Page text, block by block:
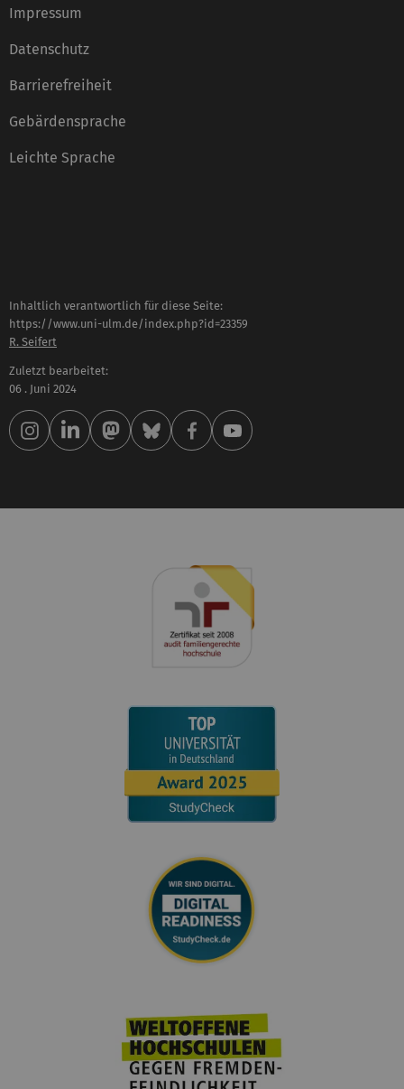
Impressum
Datenschutz
Barrierefreiheit
Gebärdensprache
Leichte Sprache
Inhaltlich verantwortlich für diese Seite:
https://www.uni-ulm.de/index.php?id=23359
R. Seifert
Zuletzt bearbeitet:
06 . Juni 2024